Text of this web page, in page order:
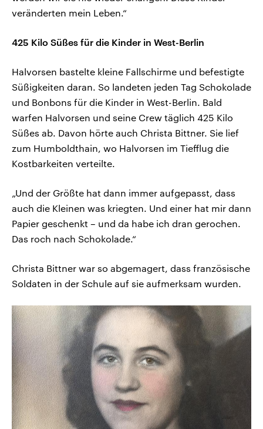
veränderten mein Leben.“
425 Kilo Süßes für die Kinder in West-Berlin
Halvorsen bastelte kleine Fallschirme und befestigte
Süßigkeiten daran. So landeten jeden Tag Schokolade
und Bonbons für die Kinder in West-Berlin. Bald
warfen Halvorsen und seine Crew täglich 425 Kilo
Süßes ab. Davon hörte auch Christa Bittner. Sie lief
zum Humboldthain, wo Halvorsen im Tiefflug die
Kostbarkeiten verteilte.
„Und der Größte hat dann immer aufgepasst, dass
auch die Kleinen was kriegten. Und einer hat mir dann
Papier geschenkt – und da habe ich dran gerochen.
Das roch nach Schokolade.“
Christa Bittner war so abgemagert, dass französische
Soldaten in der Schule auf sie aufmerksam wurden.